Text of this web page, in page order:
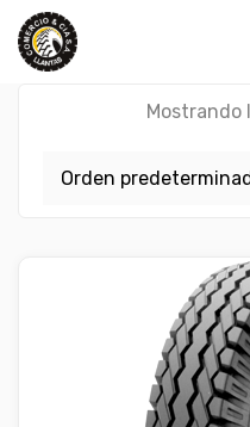
Skip
content
Mostrando